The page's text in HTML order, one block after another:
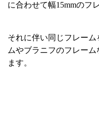
に合わせて幅15mmのフ
それに伴い同じフレー
ムやブラニフのフレー
ます。